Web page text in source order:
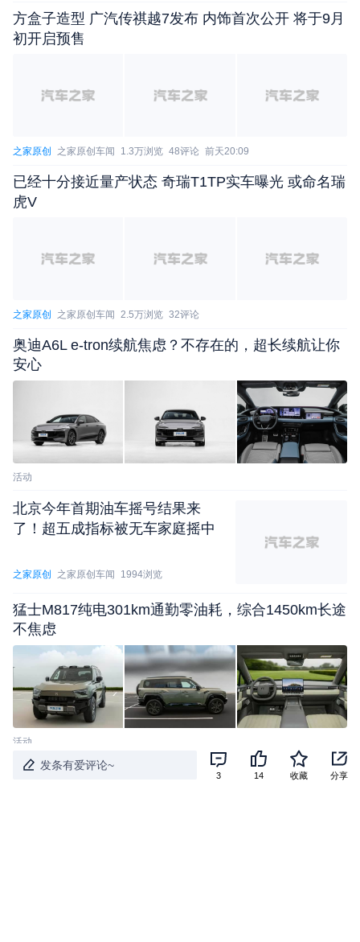
方盒子造型 广汽传祺越7发布 内饰首次公开 将于9月
初开启预售
之家原创 之家原创车闻 1.3万浏览 48评论 前天20:09
已经十分接近量产状态 奇瑞T1TP实车曝光 或命名瑞
虎V
之家原创 之家原创车闻 2.5万浏览 32评论
奥迪A6L e-tron续航焦虑？不存在的，超长续航让你
安心
活动
北京今年首期油车摇号结果来
了！超五成指标被无车家庭摇中
之家原创 之家原创车闻 1994浏览
猛士M817纯电301km通勤零油耗，综合1450km长途
不焦虑
活动
吉利星瑞，水晶挡把每一次换挡都是享受
发条有爱评论~
3 14 收藏 分享